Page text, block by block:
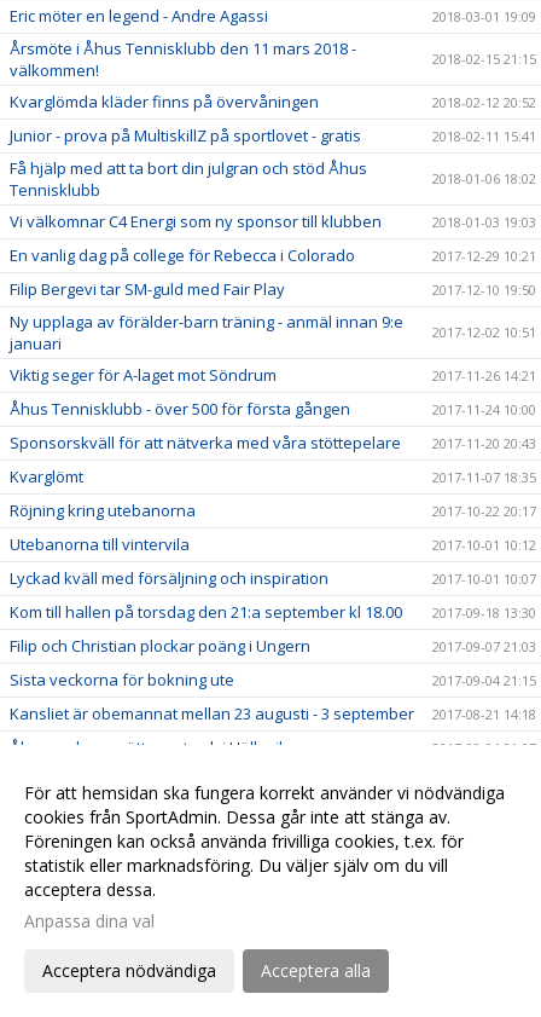
Eric möter en legend - Andre Agassi 2018-03-01 19:09
Årsmöte i Åhus Tennisklubb den 11 mars 2018 -
välkommen!
2018-02-15 21:15
Kvarglömda kläder finns på övervåningen 2018-02-12 20:52
Junior - prova på MultiskillZ på sportlovet - gratis 2018-02-11 15:41
Få hjälp med att ta bort din julgran och stöd Åhus
Tennisklubb
2018-01-06 18:02
Vi välkomnar C4 Energi som ny sponsor till klubben 2018-01-03 19:03
En vanlig dag på college för Rebecca i Colorado 2017-12-29 10:21
Filip Bergevi tar SM-guld med Fair Play 2017-12-10 19:50
Ny upplaga av förälder-barn träning - anmäl innan 9:e
januari
2017-12-02 10:51
Viktig seger för A-laget mot Söndrum 2017-11-26 14:21
Åhus Tennisklubb - över 500 för första gången 2017-11-24 10:00
Sponsorskväll för att nätverka med våra stöttepelare 2017-11-20 20:43
Kvarglömt 2017-11-07 18:35
Röjning kring utebanorna 2017-10-22 20:17
Utebanorna till vintervila 2017-10-01 10:12
Lyckad kväll med försäljning och inspiration 2017-10-01 10:07
Kom till hallen på torsdag den 21:a september kl 18.00 2017-09-18 13:30
Filip och Christian plockar poäng i Ungern 2017-09-07 21:03
Sista veckorna för bokning ute 2017-09-04 21:15
Kansliet är obemannat mellan 23 augusti - 3 september 2017-08-21 14:18
Åhusspelarna sätter avtryck i Hällevik 2017-08-04 21:07
Eric Samuelsson fortsätter visa elitklass 2017-08-04 17:39
Eric till final på Sveriges bästa gräs 2017-07-28 21:21
Ny vaktmästare i klubben - välkommen Henrik
Johansson
2017-06-25 10:00
Ett sagoslut på Åhusveckan - Filip Bergevi segrar
Hemmahoppen framme i kvartsfinal i Sommartouren
Sista chansen att beställa jordgubbar
För att hemsidan ska fungera korrekt använder vi nödvändiga
cookies från SportAdmin. Dessa går inte att stänga av.
Föreningen kan också använda frivilliga cookies, t.ex. för
statistik eller marknadsföring. Du väljer själv om du vill
acceptera dessa.
Anpassa dina val
Acceptera nödvändiga Acceptera alla